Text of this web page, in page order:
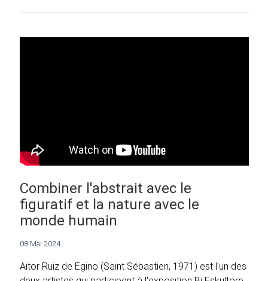
Combiner l'abstrait avec le
figuratif et la nature avec le
monde humain
08 Mai 2024
Aitor Ruiz de Egino (Saint Sébastien, 1971) est l'un des